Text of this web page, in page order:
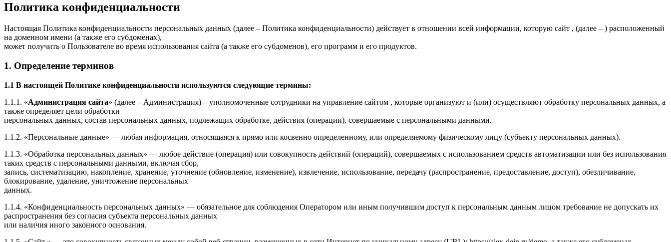
Политика конфиденциальности
Настоящая Политика конфиденциальности персональных данных (далее – Политика конфиденциальности) действует в отношении всей информации, которую сайт , (далее – ) расположенный
на доменном имени (а также его субдоменах),
может получить о Пользователе во время использования сайта (а также его субдоменов), его программ и его продуктов.
1. Определение терминов
1.1 В настоящей Политике конфиденциальности используются следующие термины:
1.1.1. «Администрация сайта» (далее – Администрация) – уполномоченные сотрудники на управление сайтом , которые организуют и (или) осуществляют обработку персональных данных, а
также определяет цели обработки
персональных данных, состав персональных данных, подлежащих обработке, действия (операции), совершаемые с персональными данными.
1.1.2. «Персональные данные» — любая информация, относящаяся к прямо или косвенно определенному, или определяемому физическому лицу (субъекту персональных данных).
1.1.3. «Обработка персональных данных» — любое действие (операция) или совокупность действий (операций), совершаемых с использованием средств автоматизации или без использования
таких средств с персональными данными, включая сбор,
запись, систематизацию, накопление, хранение, уточнение (обновление, изменение), извлечение, использование, передачу (распространение, предоставление, доступ), обезличивание,
блокирование, удаление, уничтожение персональных
данных.
1.1.4. «Конфиденциальность персональных данных» — обязательное для соблюдения Оператором или иным получившим доступ к персональным данным лицом требование не допускать их
распространения без согласия субъекта персональных данных
или наличия иного законного основания.